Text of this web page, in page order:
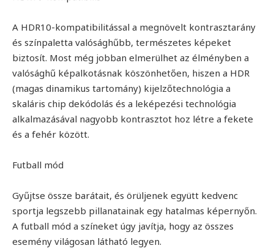
A HDR10-kompatibilitással a megnövelt kontrasztarány
és színpaletta valósághűbb, természetes képeket
biztosít. Most még jobban elmerülhet az élményben a
valósághű képalkotásnak köszönhetően, hiszen a HDR
(magas dinamikus tartomány) kijelzőtechnológia a
skaláris chip dekódolás és a leképezési technológia
alkalmazásával nagyobb kontrasztot hoz létre a fekete
és a fehér között.
Futball mód
Gyűjtse össze barátait, és örüljenek együtt kedvenc
sportja legszebb pillanatainak egy hatalmas képernyőn.
A futball mód a színeket úgy javítja, hogy az összes
esemény világosan látható legyen.